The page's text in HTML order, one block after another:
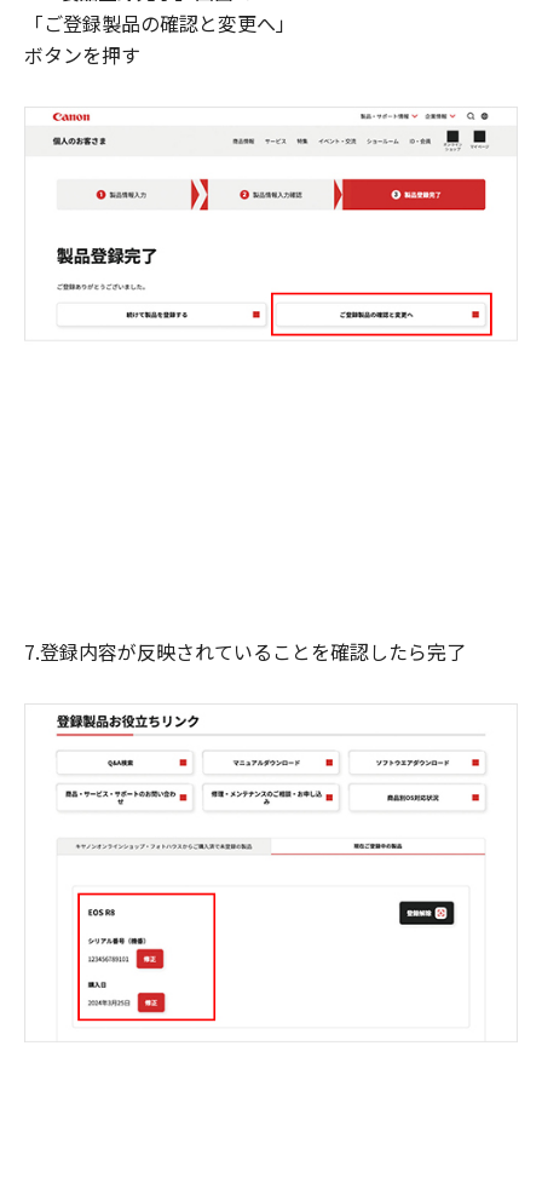
「ご登録製品の確認と変更へ」
ボタンを押す
7.登録内容が反映されていることを確認したら完了